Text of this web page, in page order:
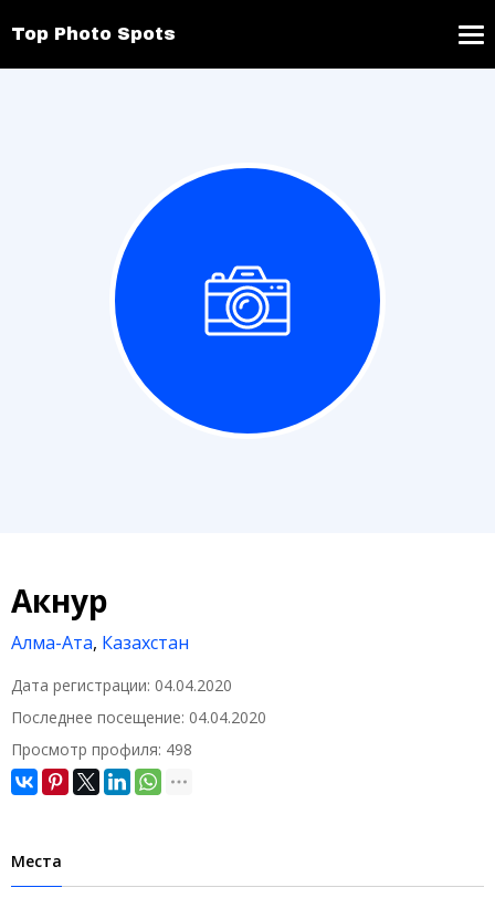
Top Photo Spots
Акнур
Алма-Ата, Казахстан
Дата регистрации: 04.04.2020
Последнее посещение: 04.04.2020
Просмотр профиля: 498
Места